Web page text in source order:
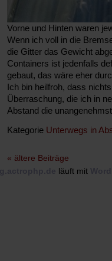
Vorne und Hinten waren
Wenn ich voll in die
die Gitter das Gewicht
Containers ist jedenfalls
gebaut, das wäre eher
Ich bin heilfroh, dass
Überraschung, die ich in
Abstand die
Kategorie Unterwegs in
« ältere Beiträge
läuft mit